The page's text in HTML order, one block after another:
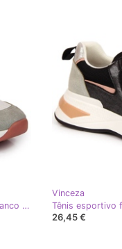
Tênis esportivo feminino Vinceza branco cinza multicolorido
Vinceza
26,45 €